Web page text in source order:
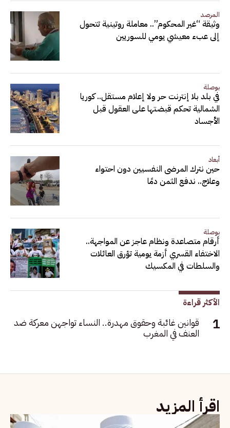
المرصد
وثيقة “غير المحكوم”.. معاملة روتينية تتحول
إلى عبء معيشي يومي للسوريين
بوصلة
في بلد بلا إنترنت حر ولا إعلام مستقل.. كوريا
الشمالية تحكم قبضتها على العقول قبل
الأجساد
أبعاد
حين نترك المرضى النفسيين دون احتواء
وعلاج.. ندفع الثمن دمًا
بوصلة
أرقام متصاعدة ونظام عاجز عن المواجهة..
الاختفاء القسري أزمة يومية تؤرق العائلات
والسلطات في المكسيك
الأكثر قراءة
قوانين غائبة وحقوق مهدرة.. النساء تواجهن معركة ضد
العنف في المغرب
اقرأ المزيد